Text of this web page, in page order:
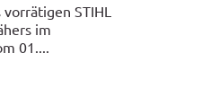
STIHL
im
01....